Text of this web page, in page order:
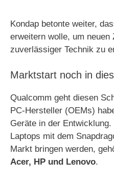
Kondap betonte weiter,
erweitern wolle, um neuen
zuverlässiger Technik zu
Marktstart noch in
Qualcomm geht diesen
PC-Hersteller (OEMs)
Geräte in der
Laptops mit dem
Markt bringen werden,
Acer, HP und Lenovo.